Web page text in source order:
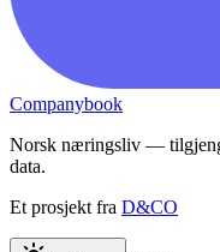
Companybook
Norsk næringsliv —
data.
Et prosjekt fra D&CO